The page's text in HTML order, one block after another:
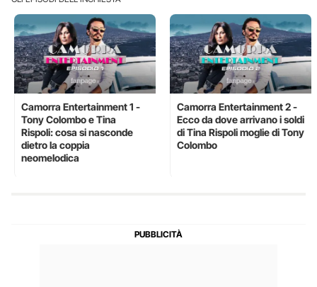
Camorra Entertainment 1 -
Tony Colombo e Tina
Rispoli: cosa si nasconde
dietro la coppia
neomelodica
Camorra Entertainment 2 -
Ecco da dove arrivano i soldi
di Tina Rispoli moglie di Tony
Colombo